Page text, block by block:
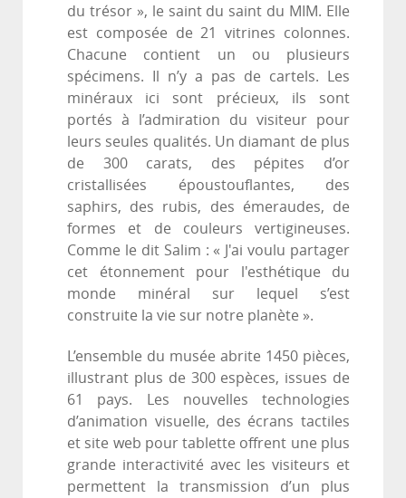
du trésor », le saint du saint du MIM. Elle
est composée de 21 vitrines colonnes.
Chacune contient un ou plusieurs
spécimens. Il n’y a pas de cartels. Les
minéraux ici sont précieux, ils sont
portés à l’admiration du visiteur pour
leurs seules qualités. Un diamant de plus
de 300 carats, des pépites d’or
cristallisées époustouflantes, des
saphirs, des rubis, des émeraudes, de
formes et de couleurs vertigineuses.
Comme le dit Salim : « J'ai voulu partager
cet étonnement pour l'esthétique du
monde minéral sur lequel s’est
construite la vie sur notre planète ».
L’ensemble du musée abrite 1450 pièces,
illustrant plus de 300 espèces, issues de
61 pays. Les nouvelles technologies
d’animation visuelle, des écrans tactiles
et site web pour tablette offrent une plus
grande interactivité avec les visiteurs et
permettent la transmission d’un plus